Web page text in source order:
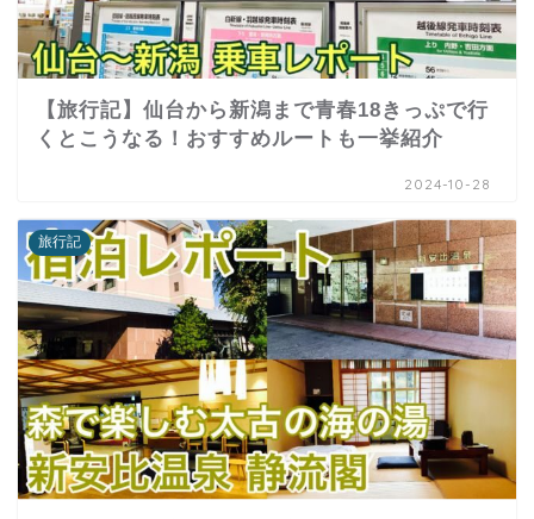
【旅行記】仙台から新潟まで青春18きっぷで行
くとこうなる！おすすめルートも一挙紹介
2024-10-28
旅行記